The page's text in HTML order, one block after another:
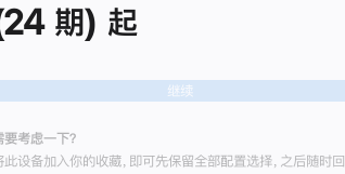
期) 起
继续
要考虑一下？
此设备加入你的收藏，即可先保留全部配置选择，之后随时回